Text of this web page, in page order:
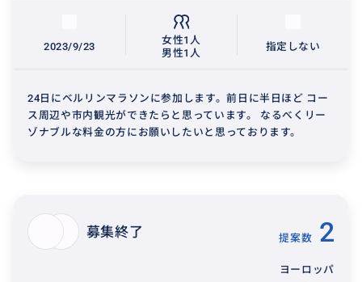
2023/9/23
女性1人
男性1人
指定しない
24日にベルリンマラソンに参加します。前日に半日ほど コー
ス周辺や市内観光ができたらと思っています。 なるべくリー
ゾナブルな料金の方にお願いしたいと思っております。
募集終了 提案数 2
ヨーロッパ